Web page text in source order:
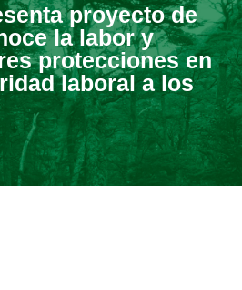
proyecto de
la labor y
protecciones en
laboral a los